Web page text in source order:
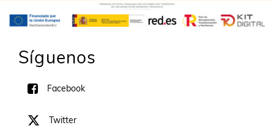
Síguenos
Facebook
Twitter